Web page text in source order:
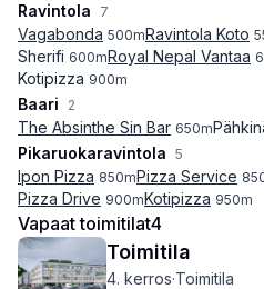
Ravintola
7
Vagabonda 500mRavintola Koto
Sherifi 600mRoyal Nepal Vantaa
Kotipizza 900m
Baari 2
The Absinthe Sin Bar 650m
Pikaruokaravintola 5
Ipon Pizza 850mPizza Service
Pizza Drive 900mKotipizza 950m
Vapaat toimitilat4
Toimitila
4. kerros·Toimitila